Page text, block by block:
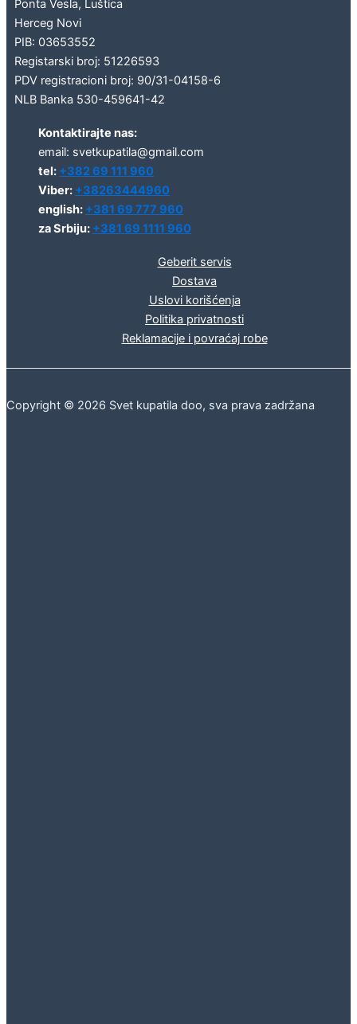
Ponta Vesla, Luštica
Herceg Novi
PIB: 03653552
Registarski broj: 51226593
PDV registracioni broj: 90/31-04158-6
NLB Banka 530-459641-42
Kontaktirajte nas:
email: svetkupatila@gmail.com
tel: +382 69 111 960
Viber: +38263444960
english: +381 69 777 960
za Srbiju: +381 69 1111 960
Geberit servis
Dostava
Uslovi korišćenja
Politika privatnosti
Reklamacije i povraćaj robe
Copyright © 2026 Svet kupatila doo, sva prava zadržana